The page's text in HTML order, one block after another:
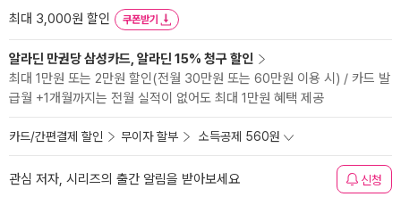
최대 3,000원 할인
쿠폰받기
알라딘 만권당 삼성카드, 알라딘 15% 청구 할인
최대 1만원 또는 2만원 할인(전월 30만원 또는 60만원 이용 시) / 카드 발
급월 +1개월까지는 전월 실적이 없어도 최대 1만원 혜택 제공
카드/간편결제 할인 무이자 할부 소득공제 560원
관심 저자, 시리즈의 출간 알림을 받아보세요 신청